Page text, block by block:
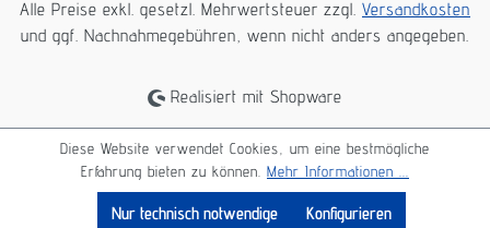
Alle Preise exkl. gesetzl. Mehrwertsteuer zzgl. Versandkosten
und ggf. Nachnahmegebühren, wenn nicht anders angegeben.
Realisiert mit Shopware
Diese Website verwendet Cookies, um eine bestmögliche
Erfahrung bieten zu können. Mehr Informationen ...
Nur technisch notwendige Konfigurieren